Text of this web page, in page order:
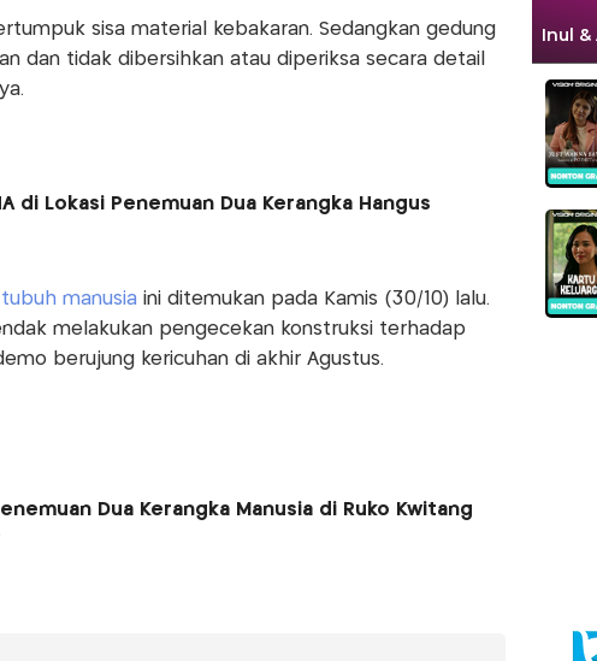
sisa material kebakaran. Sedangkan gedung
dan tidak dibersihkan atau diperiksa secara detail
di Lokasi Penemuan Dua Kerangka Hangus
manusia ini ditemukan pada Kamis (30/10) lalu.
melakukan pengecekan konstruksi terhadap
berujung kericuhan di akhir Agustus.
Dua Kerangka Manusia di Ruko Kwitang